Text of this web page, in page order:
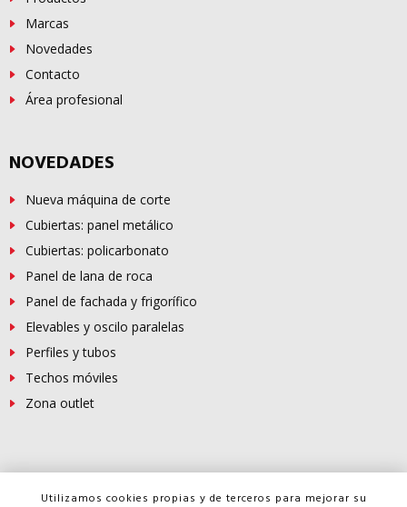
Marcas
Novedades
Contacto
Área profesional
NOVEDADES
Nueva máquina de corte
Cubiertas: panel metálico
Cubiertas: policarbonato
Panel de lana de roca
Panel de fachada y frigorífico
Elevables y oscilo paralelas
Perfiles y tubos
Techos móviles
Zona outlet
© Copyright - FERROSUR2026
Utilizamos cookies propias y de terceros para mejorar su